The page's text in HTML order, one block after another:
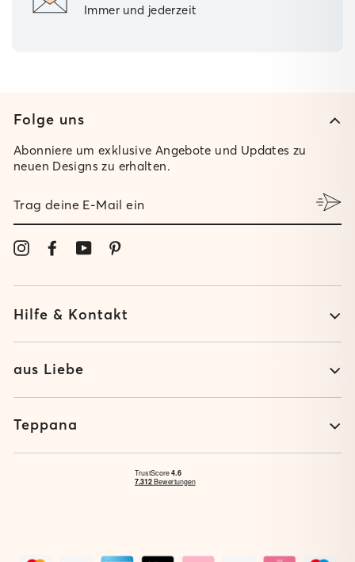
Immer und jederzeit
Hilfe & Kontakt
aus Liebe
Teppana
Folge uns
Abonniere um exklusive Angebote und Updates zu
neuen Designs zu erhalten.
DEINE
E-
MAIL
EIN InstagramFacebook
YouTube